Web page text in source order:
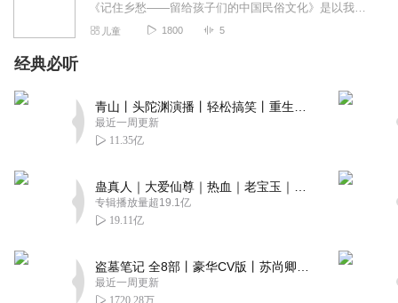
《记住乡愁——留给孩子们的中国民俗文化》是以我国民俗事象的精彩节点为圆心，广泛地辐射民俗生活的方方面面，资料翔实、梳理系统，具有很高的文化史料价值和现实意义...
儿童 1800 5
经典必听
最近一周更新
11.35亿
专辑播放量超19.1亿
19.11亿
最近一周更新
1720.28万